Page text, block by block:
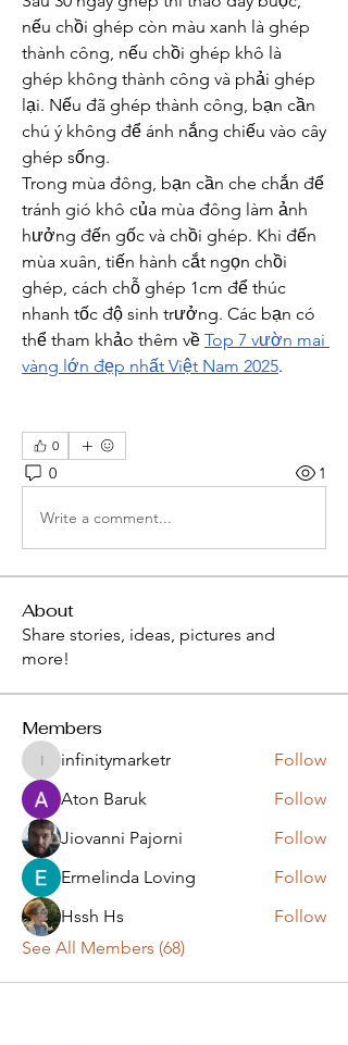
nếu chồi ghép còn màu xanh là ghép
thành công, nếu chồi ghép khô là
ghép không thành công và phải ghép
lại. Nếu đã ghép thành công, bạn cần
chú ý không để ánh nắng chiếu vào cây
ghép sống.
Trong mùa đông, bạn cần che chắn để
tránh gió khô của mùa đông làm ảnh
hưởng đến gốc và chồi ghép. Khi đến
mùa xuân, tiến hành cắt ngọn chồi
ghép, cách chỗ ghép 1cm để thúc
nhanh tốc độ sinh trưởng. Các bạn có
thể tham khảo thêm về Top 7 vườn mai
vàng lớn đẹp nhất Việt Nam 2025.
0
0 1
Write a comment...
About
Share stories, ideas, pictures and
more!
Members
infinitymarketr
infinitymarketr
Follow
Aton Baruk
Follow
Jiovanni Pajorni
Follow
Ermelinda Loving
Follow
Hssh Hs
Follow
See All Members (68)